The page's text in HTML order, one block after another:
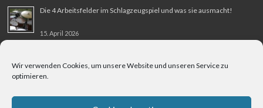
Wir verwenden Cookies, um unsere Website und unseren Service zu
optimieren.
Die 4 Arbeitsfelder im Schlagzeugspiel und was sie ausmacht!
15. April 2026
31. August 2025
Berliner Flughafen Tegel – Berlin-Bangkok